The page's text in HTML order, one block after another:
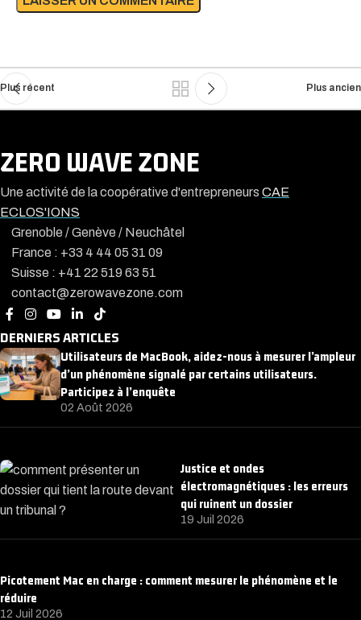
Plus récent Plus ancien
ZERO WAVE ZONE
Une activité de la coopérative d'entrepreneurs CAE
ECLOS'IONS
Grenoble / Genève / Neuchâtel
France : +33 4 44 05 31 09
Suisse : +41 22 519 63 51
contact@zerowavezone.com
DERNIERS ARTICLES
Utilisateurs de MacBook, aidez-nous à mesurer l’ampleur
d’un phénomène signalé par certains utilisateurs.
Participez à l’enquête
02 Août 2026
Justice et ondes
électromagnétiques : les erreurs
qui ruinent un dossier
19 Juil 2026
Picotement Mac en charge : comment mesurer le phénomène et le
réduire
12 Juil 2026